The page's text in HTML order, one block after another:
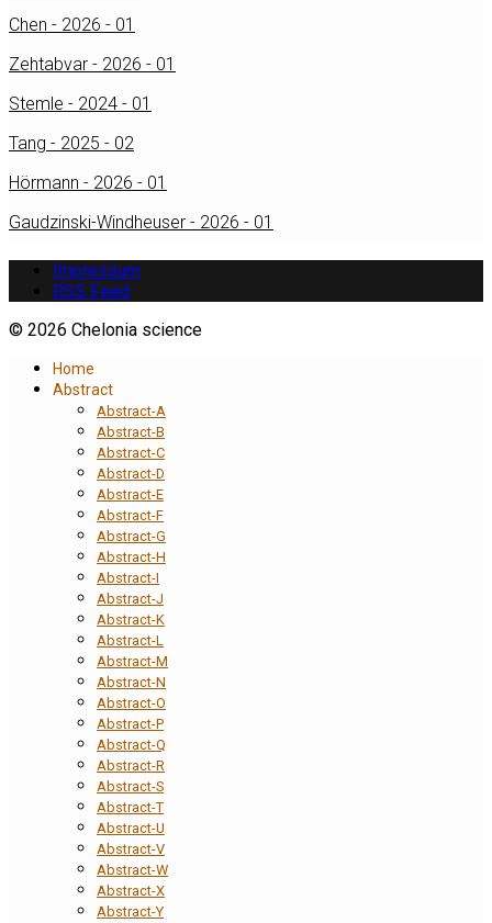
Chen - 2026 - 01
Zehtabvar - 2026 - 01
Stemle - 2024 - 01
Tang - 2025 - 02
Hörmann - 2026 - 01
Gaudzinski-Windheuser - 2026 - 01
Impressum
RSS Feed
© 2026 Chelonia science
Home
Abstract
Abstract-A
Abstract-B
Abstract-C
Abstract-D
Abstract-E
Abstract-F
Abstract-G
Abstract-H
Abstract-I
Abstract-J
Abstract-K
Abstract-L
Abstract-M
Abstract-N
Abstract-O
Abstract-P
Abstract-Q
Abstract-R
Abstract-S
Abstract-T
Abstract-U
Abstract-V
Abstract-W
Abstract-X
Abstract-Y